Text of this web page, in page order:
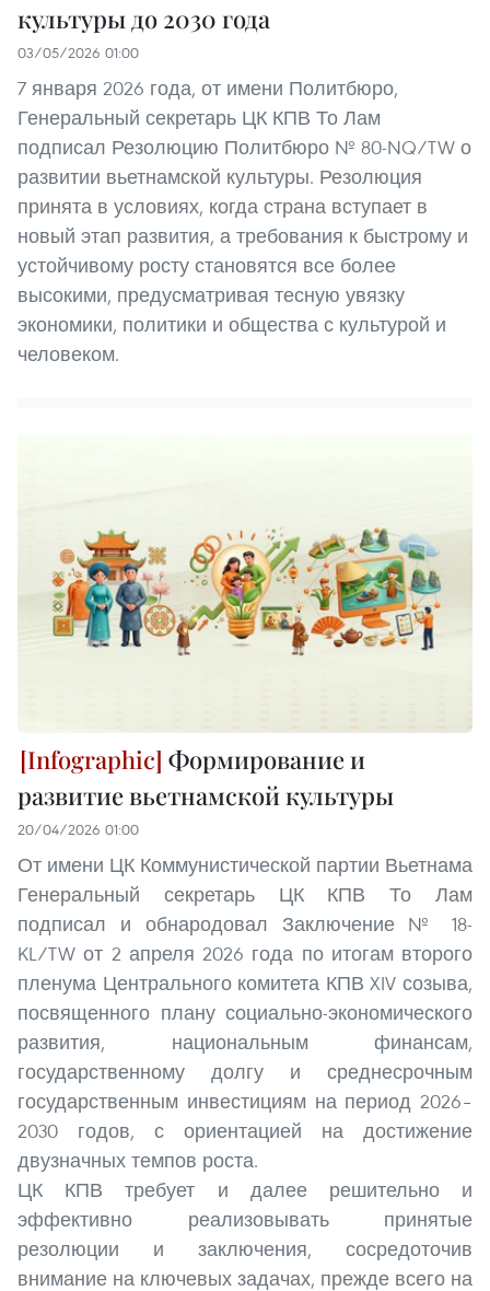
культуры до 2030 года
03/05/2026 01:00
7 января 2026 года, от имени Политбюро,
Генеральный секретарь ЦК КПВ То Лам
подписал Резолюцию Политбюро № 80-NQ/TW о
развитии вьетнамской культуры. Резолюция
принята в условиях, когда страна вступает в
новый этап развития, а требования к быстрому и
устойчивому росту становятся все более
высокими, предусматривая тесную увязку
экономики, политики и общества с культурой и
человеком.
Формирование и
развитие вьетнамской культуры
20/04/2026 01:00
От имени ЦК Коммунистической партии Вьетнама
Генеральный секретарь ЦК КПВ То Лам
подписал и обнародовал Заключение № 18-
KL/TW от 2 апреля 2026 года по итогам второго
пленума Центрального комитета КПВ XIV созыва,
посвященного плану социально-экономического
развития, национальным финансам,
государственному долгу и среднесрочным
государственным инвестициям на период 2026–
2030 годов, с ориентацией на достижение
двузначных темпов роста.
ЦК КПВ требует и далее решительно и
эффективно реализовывать принятые
резолюции и заключения, сосредоточив
внимание на ключевых задачах, прежде всего на